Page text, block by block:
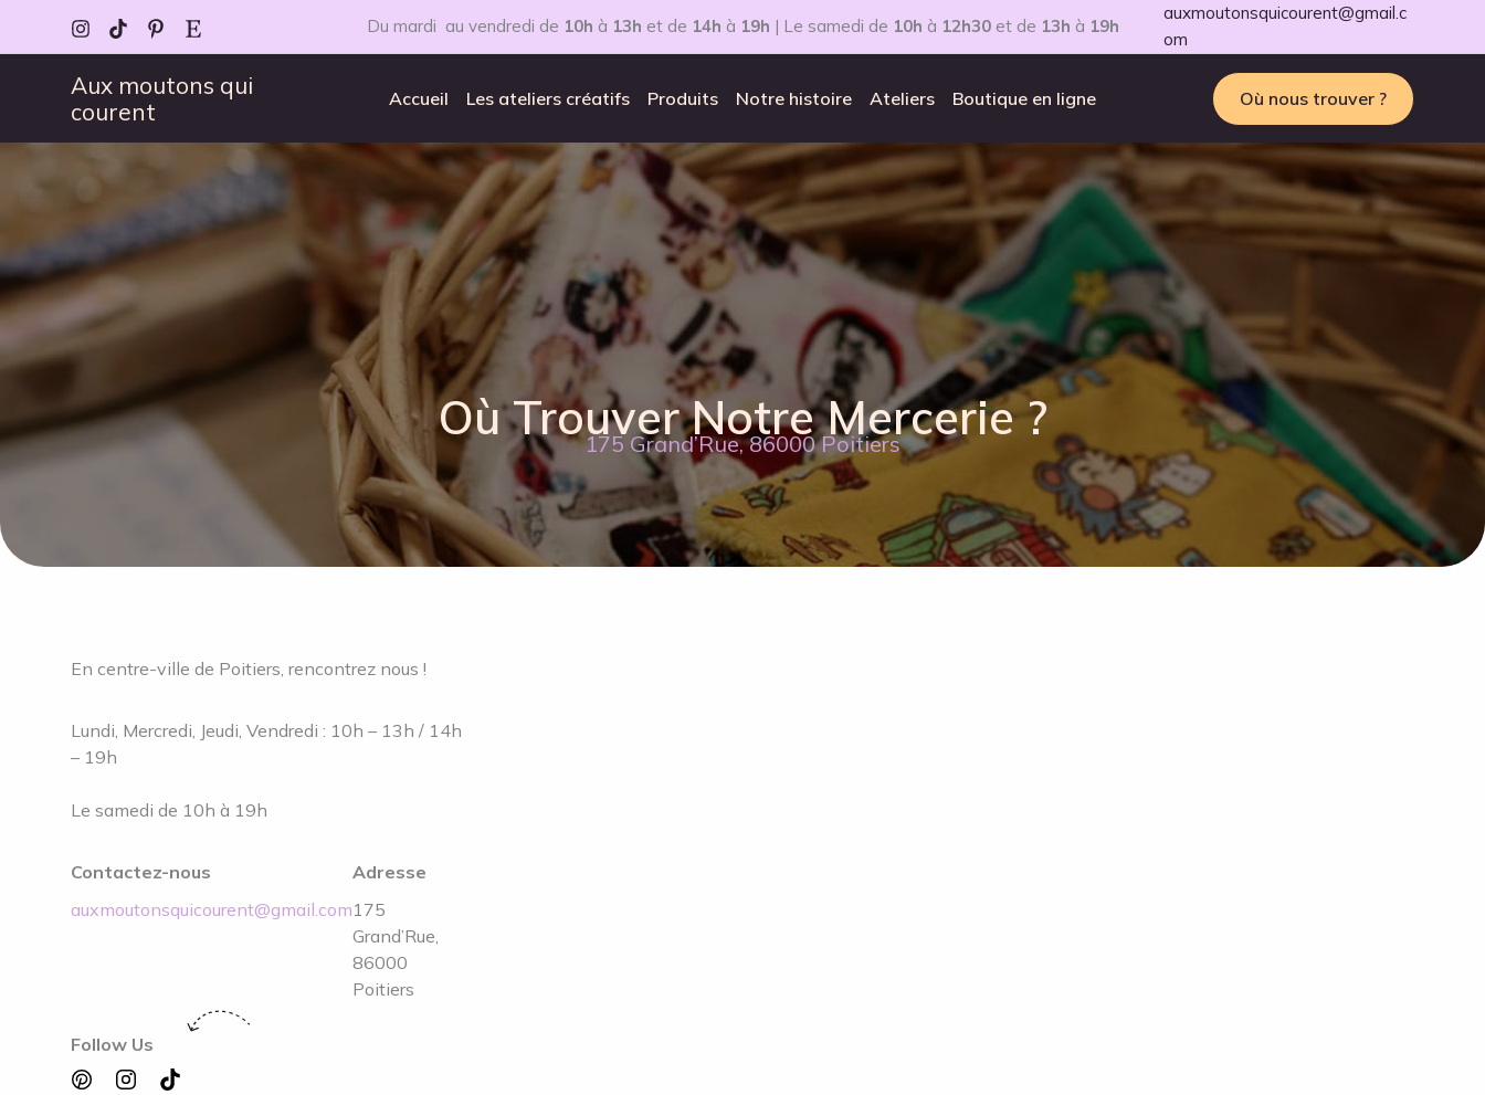
Du mardi au vendredi de 10h à 13h et de 14h à 19h | Le samedi de 10h à 12h30 et de 13h à 19h
auxmoutonsquicourent@gmail.c
om
Aux moutons qui
courent
Accueil Les ateliers créatifs Produits Notre histoire Ateliers Boutique en ligne Où nous trouver ?
Où Trouver Notre Mercerie ?
175 Grand’Rue, 86000 Poitiers
En centre-ville de Poitiers, rencontrez nous !
Lundi, Mercredi, Jeudi, Vendredi : 10h – 13h / 14h
– 19h
Le samedi de 10h à 19h
Contactez-nous
auxmoutonsquicourent@gmail.com
Adresse
175
Grand’Rue,
86000
Poitiers
Follow Us